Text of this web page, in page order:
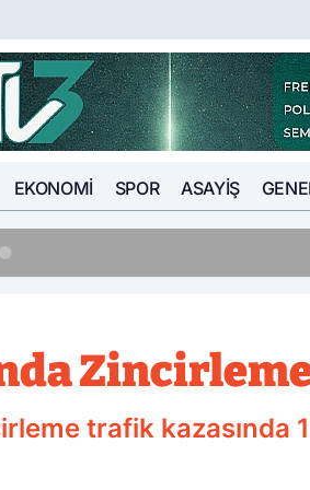
EKONOMI SPOR ASAYIŞ
trafik kazasında